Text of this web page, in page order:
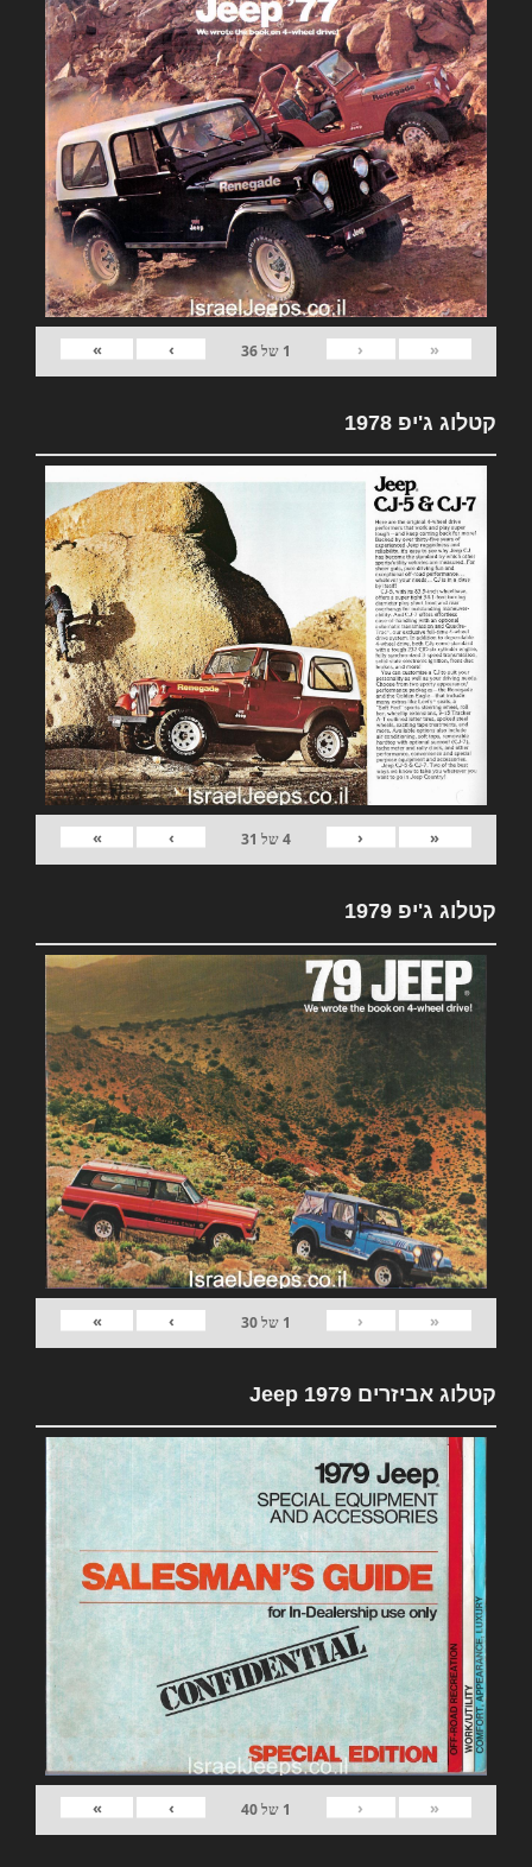
«
‹
1 של36
›
»
קטלוג ג'יפ 1978
«
‹
4של 31
›
»
קטלוג ג'יפ 1979
«
‹
1 של30
›
»
קטלוג אביזרים 1979 Jeep
«
‹
1 של40
›
»